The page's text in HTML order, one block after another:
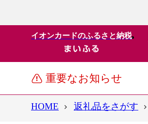
イオンカードのふるさと納税
重要なお知らせ
HOME 返礼品をさがす